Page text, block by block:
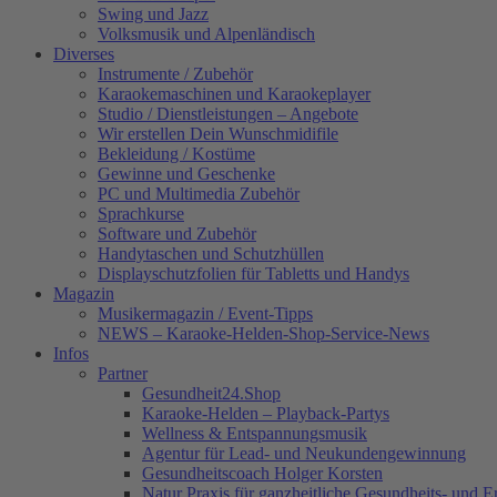
Swing und Jazz
Volksmusik und Alpenländisch
Diverses
Instrumente / Zubehör
Karaokemaschinen und Karaokeplayer
Studio / Dienstleistungen – Angebote
Wir erstellen Dein Wunschmidifile
Bekleidung / Kostüme
Gewinne und Geschenke
PC und Multimedia Zubehör
Sprachkurse
Software und Zubehör
Handytaschen und Schutzhüllen
Displayschutzfolien für Tabletts und Handys
Magazin
Musikermagazin / Event-Tipps
NEWS – Karaoke-Helden-Shop-Service-News
Infos
Partner
Gesundheit24.Shop
Karaoke-Helden – Playback-Partys
Wellness & Entspannungsmusik
Agentur für Lead- und Neukundengewinnung
Gesundheitscoach Holger Korsten
Natur Praxis für ganzheitliche Gesundheits- und